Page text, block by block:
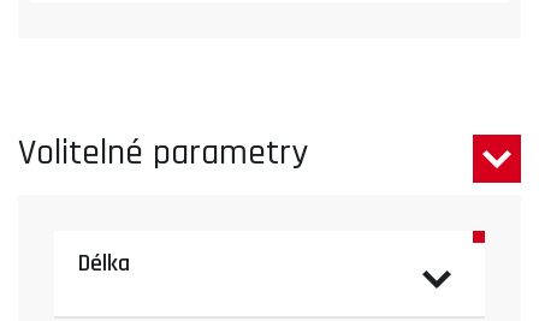
Volitelné parametry
Délka